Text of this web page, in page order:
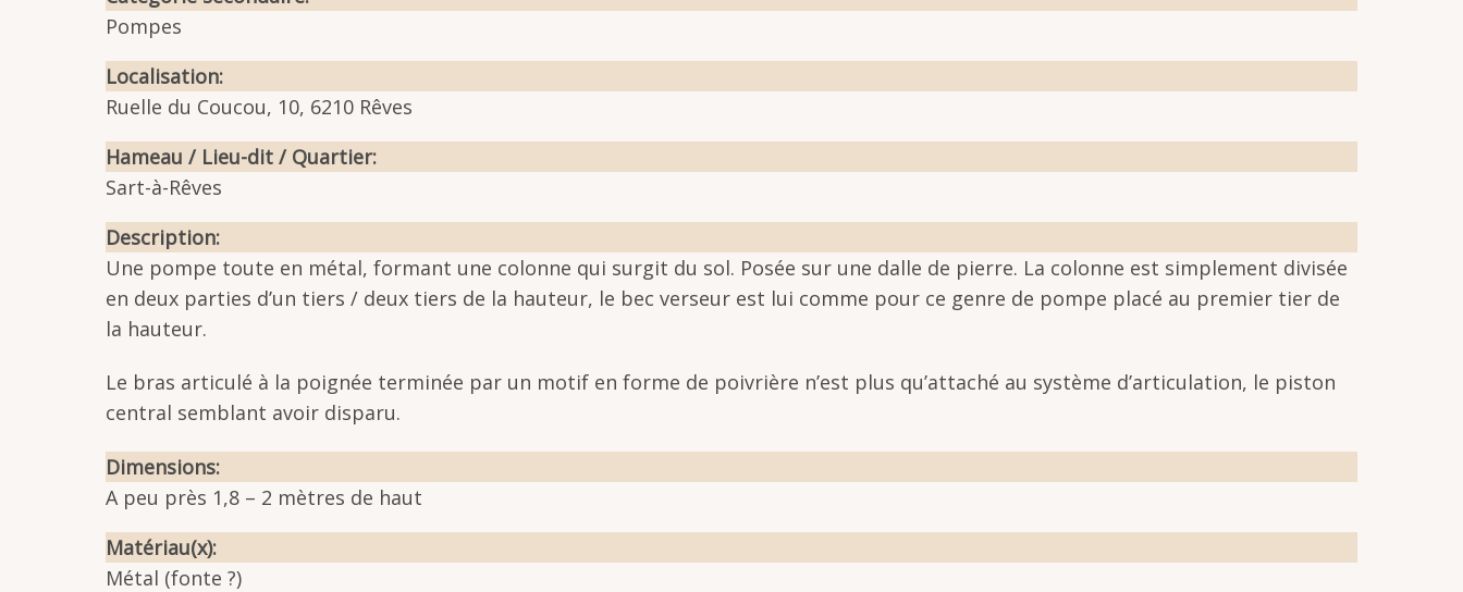
Pompes
Localisation
Ruelle du Coucou, 10, 6210 Rêves
Hameau / Lieu-dit / Quartier
Sart-à-Rêves
Description
Une pompe toute en métal, formant une colonne qui surgit du sol. Posée sur une dalle de pierre. La colonne est simplement divisée
en deux parties d’un tiers / deux tiers de la hauteur, le bec verseur est lui comme pour ce genre de pompe placé au premier tier de
la hauteur.
Le bras articulé à la poignée terminée par un motif en forme de poivrière n’est plus qu’attaché au système d’articulation, le piston
central semblant avoir disparu.
Dimensions
A peu près 1,8 – 2 mètres de haut
Matériau(x)
Métal (fonte ?)